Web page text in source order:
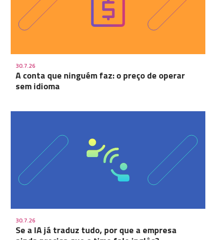
30.7.26
A conta que ninguém faz: o preço de operar
sem idioma
30.7.26
Se a IA já traduz tudo, por que a empresa